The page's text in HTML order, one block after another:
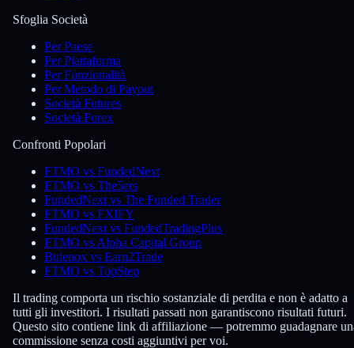
Sfoglia Società
Per Paese
Per Piattaforma
Per Funzionalità
Per Metodo di Payout
Società Futures
Società Forex
Confronti Popolari
FTMO vs FundedNext
FTMO vs The5ers
FundedNext vs The Funded Trader
FTMO vs FXIFY
FundedNext vs FundedTradingPlus
FTMO vs Alpha Capital Group
Bulenox vs Earn2Trade
FTMO vs TopStep
Il trading comporta un rischio sostanziale di perdita e non è adatto a
tutti gli investitori. I risultati passati non garantiscono risultati futuri.
Questo sito contiene link di affiliazione — potremmo guadagnare
commissione senza costi aggiuntivi per voi.